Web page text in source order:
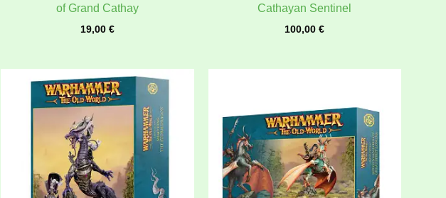
of Grand Cathay
19,00 €
Cathayan Sentinel
100,00€